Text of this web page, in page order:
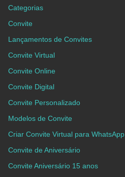
Categorias
Convite
Lançamentos de Convites
Convite Virtual
Convite Online
Convite Digital
Convite Personalizado
Modelos de Convite
Criar Convite Virtual para WhatsApp
Convite de Aniversário
Convite Aniversário 15 anos